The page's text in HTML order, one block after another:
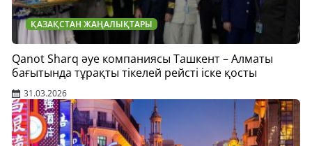
ҚАЗАҚСТАН ЖАҢАЛЫҚТАРЫ
Qanot Sharq әуе компаниясы Ташкент – Алматы
бағытында тұрақты тікелей рейсті іске қосты
31.03.2026